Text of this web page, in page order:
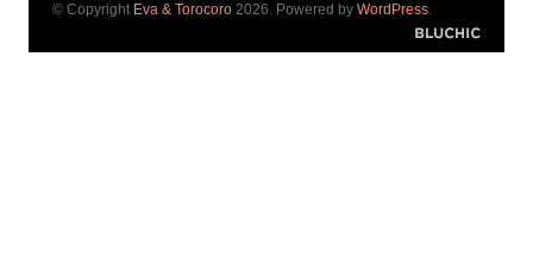
© Copyright Eva & Torocoro 2026. Powered by WordPress